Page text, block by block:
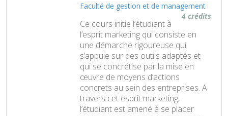
Faculté de gestion et de management
4 crédits
Ce cours initie l’étudiant à
l’esprit marketing qui consiste en
une démarche rigoureuse qui
s’appuie sur des outils adaptés et
qui se concrétise par la mise en
œuvre de moyens d’actions
concrets au sein des entreprises. A
travers cet esprit marketing,
l’étudiant est amené à se placer